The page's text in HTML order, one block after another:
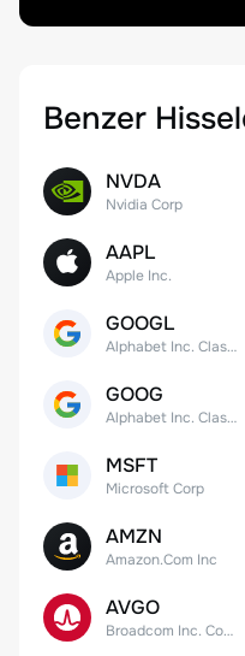
Benzer
NVDA
Nvidia Corp
AAPL
Apple Inc.
GOOGL
Alphabet Inc. Class A Common Stock
GOOG
Alphabet Inc. Class C Capital Stock
MSFT
Microsoft Corp
AMZN
Amazon.Com Inc
AVGO
Broadcom Inc. Common Stock